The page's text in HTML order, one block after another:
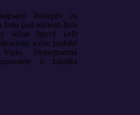
žalozpěv za
ženu pod názvem Jana
sbírat lipový květ
scénu pražské
Stejnojmenná
a básníka